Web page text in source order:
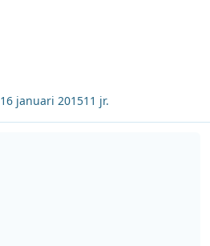
16 januari 201511 jr.